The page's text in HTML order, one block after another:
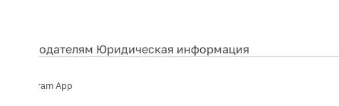
Рекламодателям Юридическая информация
Telegram App